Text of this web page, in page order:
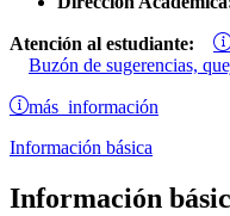
Atención al estudiante:
Buzón de sugerencias,
más información
Información básica
Información